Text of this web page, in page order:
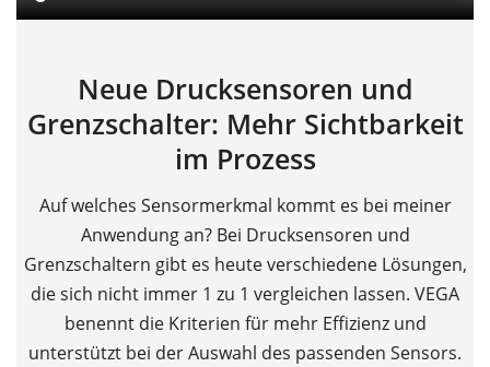
Neue Drucksensoren und
Grenzschalter: Mehr Sichtbarkeit
im Prozess
Auf welches Sensormerkmal kommt es bei meiner
Anwendung an? Bei Drucksensoren und
Grenzschaltern gibt es heute verschiedene Lösungen,
die sich nicht immer 1 zu 1 vergleichen lassen. VEGA
benennt die Kriterien für mehr Effizienz und
unterstützt bei der Auswahl des passenden Sensors.